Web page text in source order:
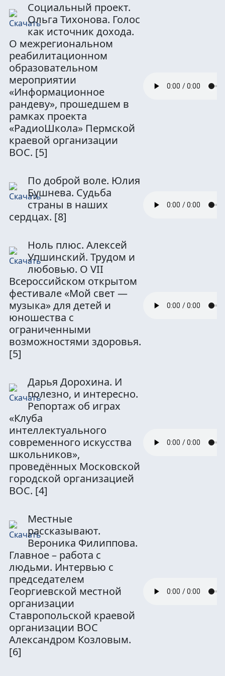
Социальный проект.
Ольга Тихонова. Голос
как источник дохода.
О межрегиональном
реабилитационном
образовательном
мероприятии
«Информационное
рандеву», прошедшем в
рамках проекта
«РадиоШкола» Пермской
краевой организации
ВОС. [5]
По доброй воле. Юлия
Бушнева. Судьба
страны в наших
сердцах. [8]
Ноль плюс. Алексей
Упшинский. Трудом и
любовью. О VII
Всероссийском открытом
фестивале «Мой свет —
музыка» для детей и
юношества с
ограниченными
возможностями здоровья.
[5]
Дарья Дорохина. И
полезно, и интересно.
Репортаж об играх
«Клуба
интеллектуального
современного искусства
школьников»,
проведённых Московской
городской организацией
ВОС. [4]
Местные
рассказывают.
Вероника Филиппова.
Главное – работа с
людьми. Интервью с
председателем
Георгиевской местной
организации
Ставропольской краевой
организации ВОС
Александром Козловым.
[6]